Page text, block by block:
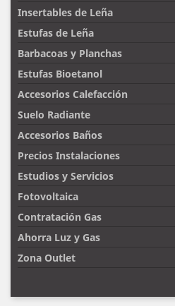
Insertables de Leña
Estufas de Leña
Barbacoas y Planchas
Estufas Bioetanol
Accesorios Calefacción
Suelo Radiante
Accesorios Baños
Precios Instalaciones
Estudios y Servicios
Fotovoltaica
Contratación Gas
Ahorra Luz y Gas
Zona Outlet